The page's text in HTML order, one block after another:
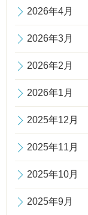
2026年4月
2026年3月
2026年2月
2026年1月
2025年12月
2025年11月
2025年10月
2025年9月